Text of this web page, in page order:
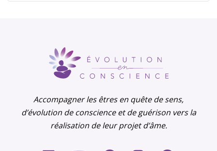
Accompagner les êtres en quête de sens,
d’évolution de conscience et de guérison vers la
réalisation de leur projet d’âme.